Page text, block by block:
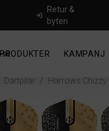
Retur &
byten
PRODUKTER KAMPANJ
Dartpilar / Harrows Chizzy